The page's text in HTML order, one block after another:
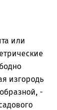
или
изгородь
-